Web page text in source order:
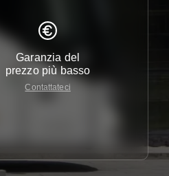
Garanzia del
prezzo più basso
Contattateci